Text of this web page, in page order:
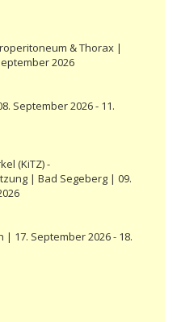
& Thorax |
2026
September 2026 - 11.
(KiTZ) -
| Bad Segeberg | 09.
17. September 2026 - 18.